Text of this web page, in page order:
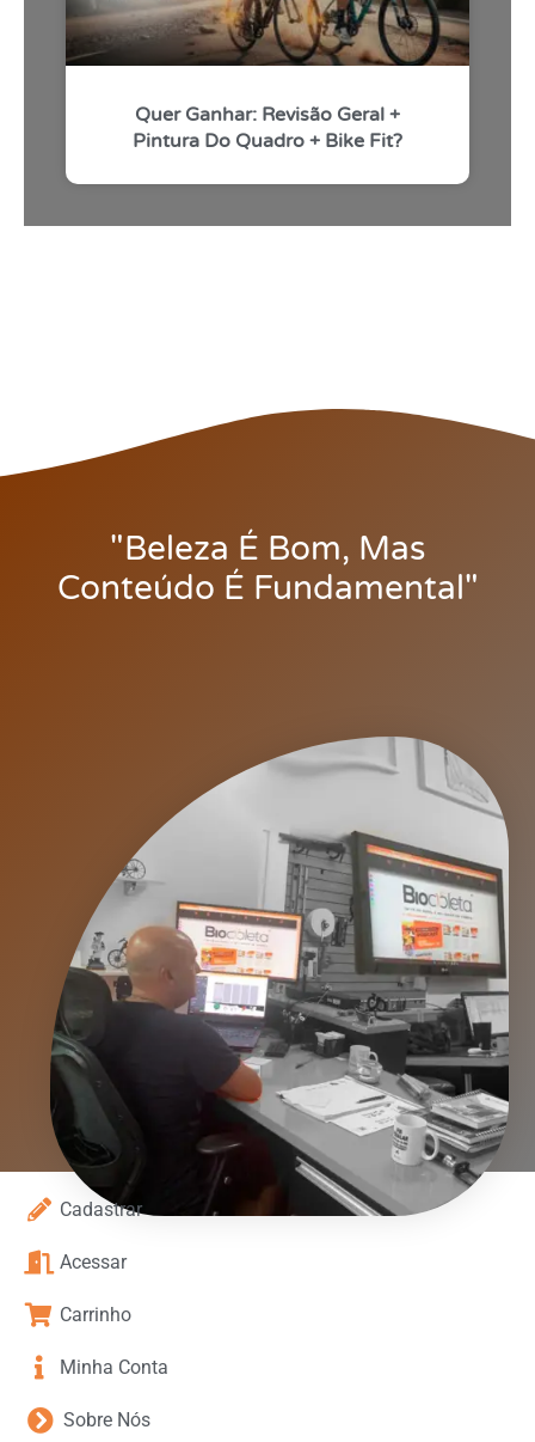
Quer Ganhar: Revisão Geral +
Pintura Do Quadro + Bike Fit?
"Beleza É Bom, Mas
Conteúdo É Fundamental"
Cadastrar
Acessar
Carrinho
Minha Conta
Sobre Nós